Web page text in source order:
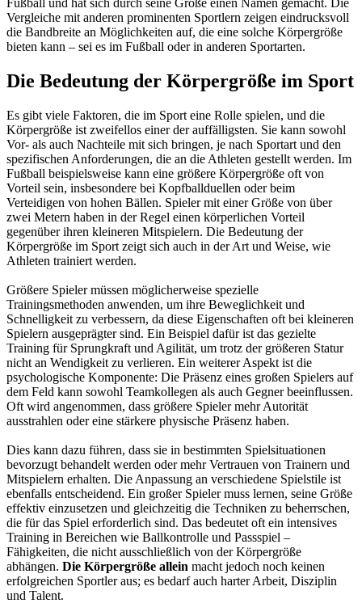
Fußball und hat sich durch seine Größe einen Namen gemacht. Die
Vergleiche mit anderen prominenten Sportlern zeigen eindrucksvoll
die Bandbreite an Möglichkeiten auf, die eine solche Körpergröße
bieten kann – sei es im Fußball oder in anderen Sportarten.
Die Bedeutung der Körpergröße im Sport
Es gibt viele Faktoren, die im Sport eine Rolle spielen, und die
Körpergröße ist zweifellos einer der auffälligsten. Sie kann sowohl
Vor- als auch Nachteile mit sich bringen, je nach Sportart und den
spezifischen Anforderungen, die an die Athleten gestellt werden. Im
Fußball beispielsweise kann eine größere Körpergröße oft von
Vorteil sein, insbesondere bei Kopfballduellen oder beim
Verteidigen von hohen Bällen. Spieler mit einer Größe von über
zwei Metern haben in der Regel einen körperlichen Vorteil
gegenüber ihren kleineren Mitspielern. Die Bedeutung der
Körpergröße im Sport zeigt sich auch in der Art und Weise, wie
Athleten trainiert werden.
Größere Spieler müssen möglicherweise spezielle
Trainingsmethoden anwenden, um ihre Beweglichkeit und
Schnelligkeit zu verbessern, da diese Eigenschaften oft bei kleineren
Spielern ausgeprägter sind. Ein Beispiel dafür ist das gezielte
Training für Sprungkraft und Agilität, um trotz der größeren Statur
nicht an Wendigkeit zu verlieren. Ein weiterer Aspekt ist die
psychologische Komponente: Die Präsenz eines großen Spielers auf
dem Feld kann sowohl Teamkollegen als auch Gegner beeinflussen.
Oft wird angenommen, dass größere Spieler mehr Autorität
ausstrahlen oder eine stärkere physische Präsenz haben.
Dies kann dazu führen, dass sie in bestimmten Spielsituationen
bevorzugt behandelt werden oder mehr Vertrauen von Trainern und
Mitspielern erhalten. Die Anpassung an verschiedene Spielstile ist
ebenfalls entscheidend. Ein großer Spieler muss lernen, seine Größe
effektiv einzusetzen und gleichzeitig die Techniken zu beherrschen,
die für das Spiel erforderlich sind. Das bedeutet oft ein intensives
Training in Bereichen wie Ballkontrolle und Passspiel –
Fähigkeiten, die nicht ausschließlich von der Körpergröße
abhängen. Die Körpergröße allein macht jedoch noch keinen
erfolgreichen Sportler aus; es bedarf auch harter Arbeit, Disziplin
und Talent.